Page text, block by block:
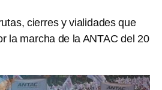
cierres y vialidades que
la marcha de la ANTAC del 20